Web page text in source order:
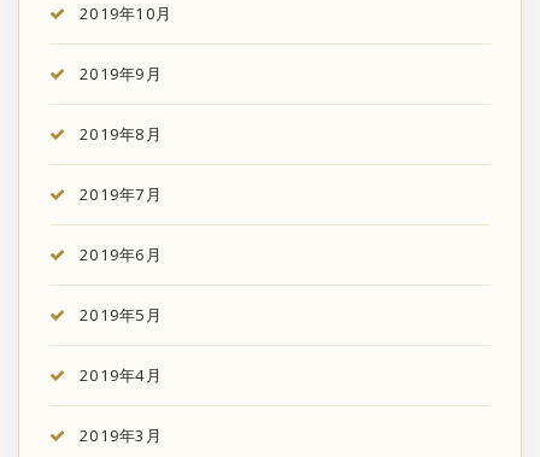
2019年10月
2019年9月
2019年8月
2019年7月
2019年6月
2019年5月
2019年4月
2019年3月